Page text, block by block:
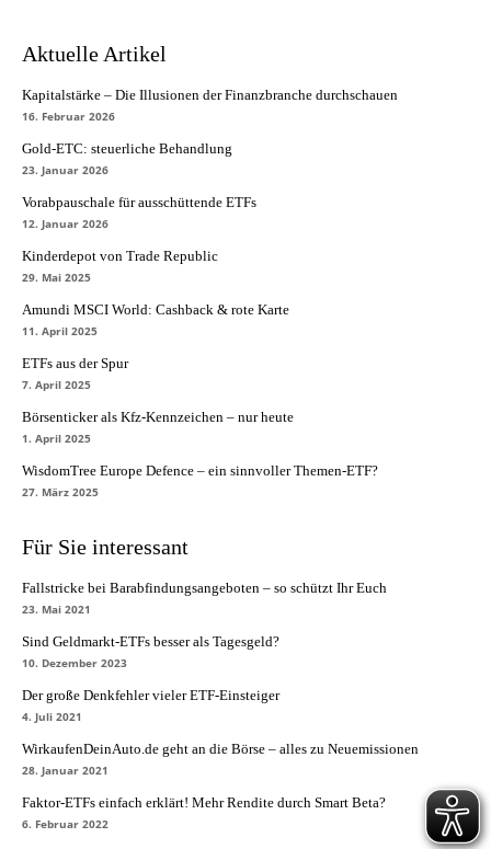
Aktuelle Artikel
Kapitalstärke – Die Illusionen der Finanzbranche durchschauen
16. Februar 2026
Gold-ETC: steuerliche Behandlung
23. Januar 2026
Vorabpauschale für ausschüttende ETFs
12. Januar 2026
Kinderdepot von Trade Republic
29. Mai 2025
Amundi MSCI World: Cashback & rote Karte
11. April 2025
ETFs aus der Spur
7. April 2025
Börsenticker als Kfz-Kennzeichen – nur heute
1. April 2025
WisdomTree Europe Defence – ein sinnvoller Themen-ETF?
27. März 2025
Für Sie interessant
Fallstricke bei Barabfindungsangeboten – so schützt Ihr Euch
23. Mai 2021
Sind Geldmarkt-ETFs besser als Tagesgeld?
10. Dezember 2023
Der große Denkfehler vieler ETF-Einsteiger
4. Juli 2021
WirkaufenDeinAuto.de geht an die Börse – alles zu Neuemissionen
28. Januar 2021
Faktor-ETFs einfach erklärt! Mehr Rendite durch Smart Beta?
6. Februar 2022